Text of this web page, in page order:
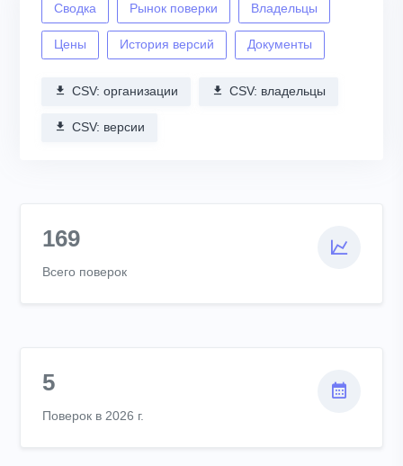
Сводка Рынок поверки Владельцы
Цены История версий Документы
CSV: организации CSV: владельцы
CSV: версии
169
Всего поверок
5
Поверок в 2026 г.